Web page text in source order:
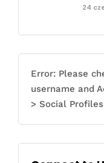
24
Error: Please
username and
> Social Profiles